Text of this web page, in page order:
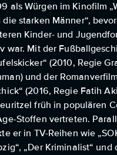
als Würgen im Kinofilm
die starken Männer“,
Kinder- und
war. Mit der
(2010, Regie
und der
(2016, Regie Fatih
früh in populären
Stoffen vertreten.
er in TV-Reihen wie
„Der Kriminalist“ und